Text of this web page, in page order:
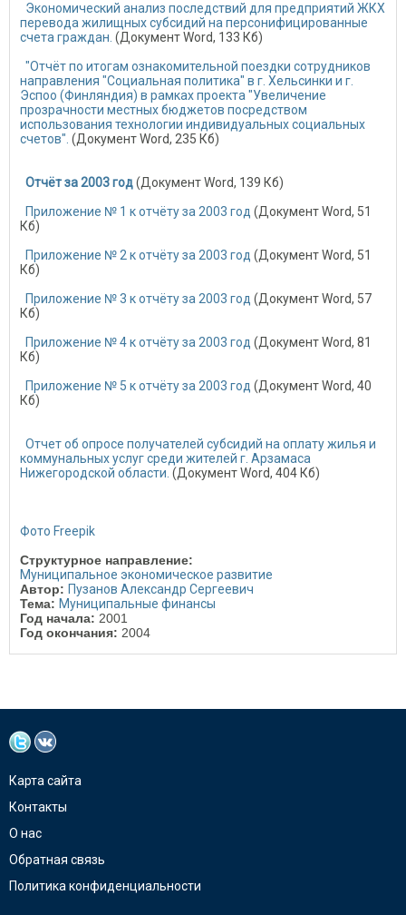
Экономический анализ последствий для предприятий ЖКХ
перевода жилищных субсидий на персонифицированные
счета граждан. (Документ Word, 133 Кб)
"Отчёт по итогам ознакомительной поездки сотрудников
направления "Социальная политика" в г. Хельсинки и г.
Эспоо (Финляндия) в рамках проекта "Увеличение
прозрачности местных бюджетов посредством
использования технологии индивидуальных социальных
счетов". (Документ Word, 235 Кб)
Отчёт за 2003 год(Документ Word, 139 Кб)
Приложение № 1 к отчёту за 2003 год (Документ Word, 51
Кб)
Приложение № 2 к отчёту за 2003 год (Документ Word, 51
Кб)
Приложение № 3 к отчёту за 2003 год (Документ Word, 57
Кб)
Приложение № 4 к отчёту за 2003 год (Документ Word, 81
Кб)
Приложение № 5 к отчёту за 2003 год (Документ Word, 40
Кб)
Отчет об опросе получателей субсидий на оплату жилья и
коммунальных услуг среди жителей г. Арзамаса
Нижегородской области. (Документ Word, 404 Кб)
Фото Freepik
Структурное направление:
Муниципальное экономическое развитие
Автор: Пузанов Александр Сергеевич
Тема: Муниципальные финансы
Год начала: 2001
Год окончания: 2004
Карта сайта
Контакты
О нас
Обратная связь
Политика конфиденциальности